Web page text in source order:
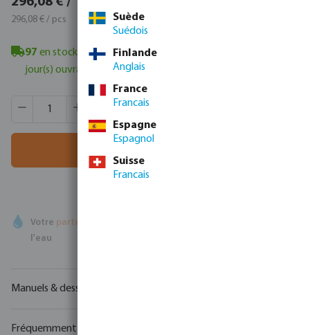
296,08 € / pcs
97 en stock à Veghel, NL- délai de livraison minimum : 1-2
jour(s) ouvrable(s)
Quantité de produit : Entrez la quantité souhaitée ou
Quantité de boîtes:
MSQ:
Votre partenaire commercial
l'eau
Manuels & dessins
Fréquemment achetés ensemble
Suède
Suédois
Finlande
Anglais
France
Francais
Espagne
Espagnol
Suisse
Francais